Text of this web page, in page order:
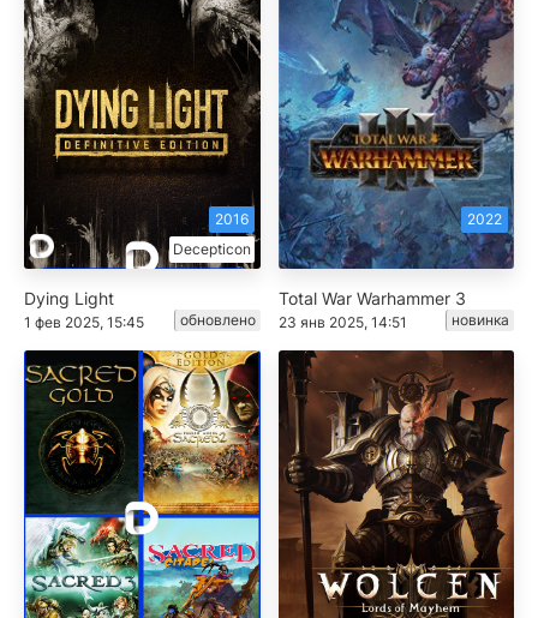
Decepticon
2016
Dying Light
1 фев 2025, 15:45 обновлено
2022
Total War Warhammer 3
23 янв 2025, 14:51 новинка